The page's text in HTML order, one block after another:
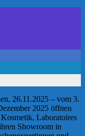
26.11.2025 – vom 3.
2025 öffnen
Laboratoires
Showroom in